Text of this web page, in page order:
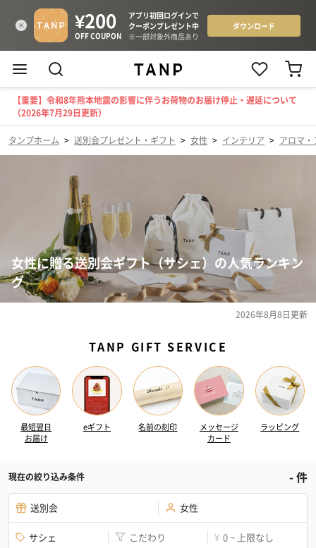
【重要】令和8年熊本地震の影響に伴うお荷物のお届け停止・遅延について
（2026年7月29日更新）
タンプホーム > 送別会プレゼント・ギフト > 女性 > インテリア > アロマ
女性に贈る送別会ギフト（サシェ）の人気ランキン
グ
2026年8月8日更新
TANP GIFT SERVICE
最短翌日
お届け
eギフト 名前の刻印
メッセージ
カード
ラッピング
現在の絞り込み条件 -件
送別会 女性
サシェ こだわり ¥ 0 ~ 上限なし